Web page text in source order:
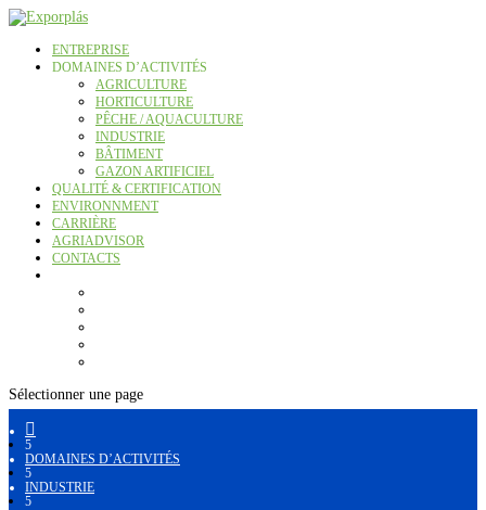
ENTREPRISE
DOMAINES D’ACTIVITÉS
AGRICULTURE
HORTICULTURE
PÊCHE / AQUACULTURE
INDUSTRIE
BÂTIMENT
GAZON ARTIFICIEL
QUALITÉ & CERTIFICATION
ENVIRONNMENT
CARRIÈRE
AGRIADVISOR
CONTACTS
Sélectionner une page

5
DOMAINES D’ACTIVITÉS
5
INDUSTRIE
5